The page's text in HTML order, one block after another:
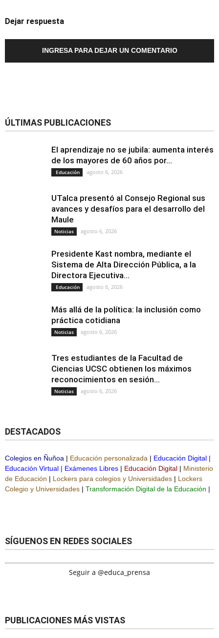
Dejar respuesta
INGRESA PARA DEJAR UN COMENTARIO
ÚLTIMAS PUBLICACIONES
El aprendizaje no se jubila: aumenta interés
de los mayores de 60 años por...
Educación agosto 6, 2026
UTalca presentó al Consejo Regional sus
avances y desafíos para el desarrollo del
Maule
Noticias agosto 6, 2026
Presidente Kast nombra, mediante el
Sistema de Alta Dirección Pública, a la
Directora Ejecutiva...
Educación agosto 6, 2026
Más allá de la política: la inclusión como
práctica cotidiana
Noticias agosto 6, 2026
Tres estudiantes de la Facultad de
Ciencias UCSC obtienen los máximos
reconocimientos en sesión...
Noticias agosto 6, 2026
DESTACADOS
Colegios en Ñuñoa | Educación personalizada | Educación Digital |
Educación Virtual | Exámenes Libres | Educación Digital | Ministerio
de Educación | Lockers para colegios y Universidades | Lockers
Colegio y Universidades | Transformación Digital de la Educación |
SÍGUENOS EN REDES SOCIALES
Seguir a @educa_prensa
PUBLICACIONES MÁS VISTAS